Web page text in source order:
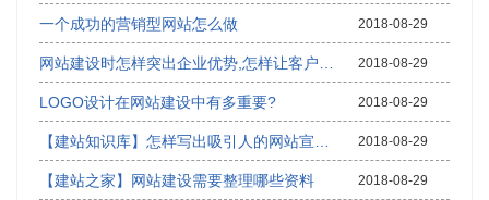
一个成功的营销型网站怎么做 2018-08-29
2018-08-29
LOGO设计在网站建设中有多重要? 2018-08-29
2018-08-29
【建站之家】网站建设需要整理哪些资料 2018-08-29